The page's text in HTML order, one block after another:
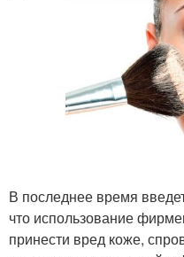
В последнее время
что использование
принести вред коже,